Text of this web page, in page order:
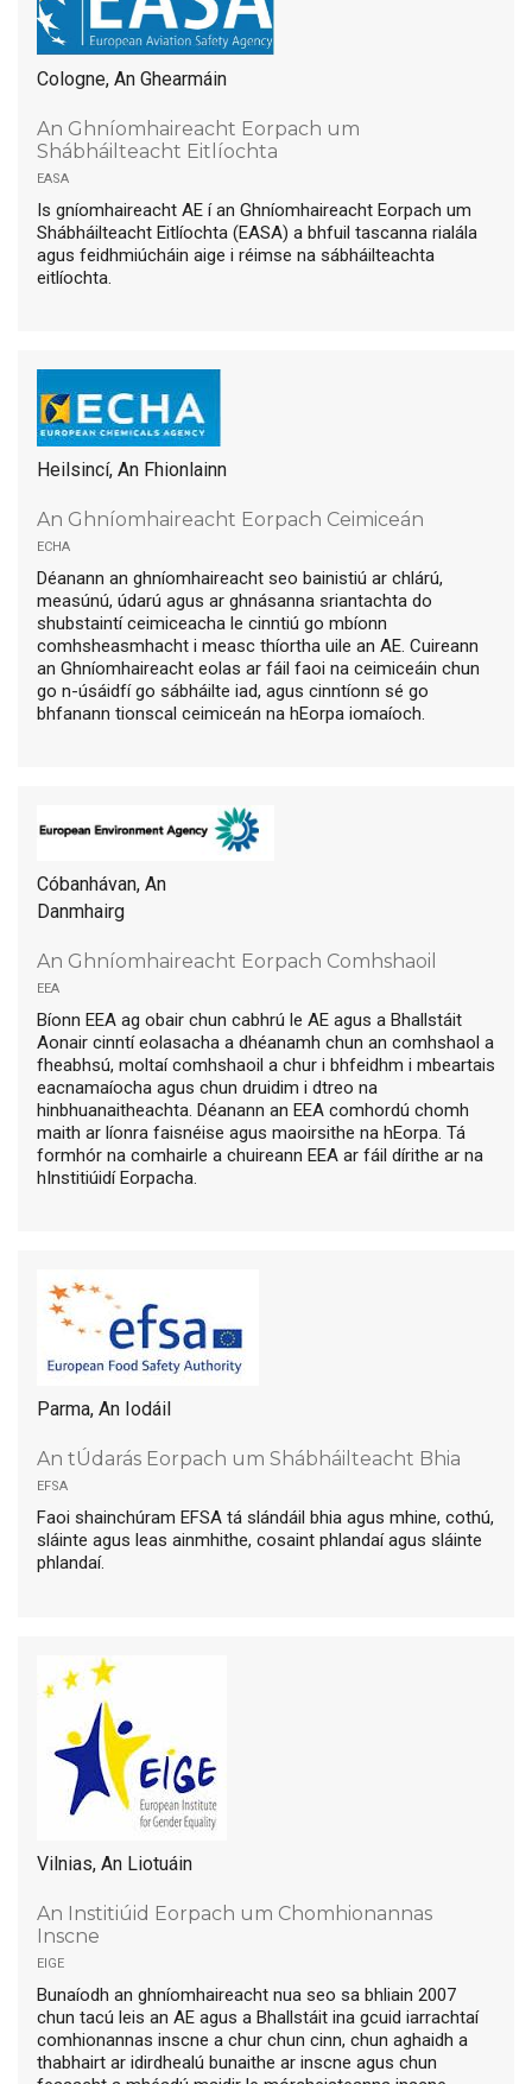
Cologne, An Ghearmáin
An Ghníomhaireacht Eorpach um
Shábháilteacht Eitlíochta
easa
Is gníomhaireacht AE í an Ghníomhaireacht Eorpach um
Shábháilteacht Eitlíochta (EASA) a bhfuil tascanna rialála
agus feidhmiúcháin aige i réimse na sábháilteachta
eitlíochta.
Heilsincí, An Fhionlainn
An Ghníomhaireacht Eorpach Ceimiceán
echa
Déanann an ghníomhaireacht seo bainistiú ar chlárú,
measúnú, údarú agus ar ghnásanna sriantachta do
shubstaintí ceimiceacha le cinntiú go mbíonn
comhsheasmhacht i measc thíortha uile an AE. Cuireann
an Ghníomhaireacht eolas ar fáil faoi na ceimiceáin chun
go n-úsáidfí go sábháilte iad, agus cinntíonn sé go
bhfanann tionscal ceimiceán na hEorpa iomaíoch.
Cóbanhávan, An
Danmhairg
An Ghníomhaireacht Eorpach Comhshaoil
eea
Bíonn EEA ag obair chun cabhrú le AE agus a Bhallstáit
Aonair cinntí eolasacha a dhéanamh chun an comhshaol a
fheabhsú, moltaí comhshaoil a chur i bhfeidhm i mbeartais
eacnamaíocha agus chun druidim i dtreo na
hinbhuanaitheachta. Déanann an EEA comhordú chomh
maith ar líonra faisnéise agus maoirsithe na hEorpa. Tá
formhór na comhairle a chuireann EEA ar fáil dírithe ar na
hInstitiúidí Eorpacha.
Parma, An Iodáil
An tÚdarás Eorpach um Shábháilteacht Bhia
efsa
Faoi shainchúram EFSA tá slándáil bhia agus mhine, cothú,
sláinte agus leas ainmhithe, cosaint phlandaí agus sláinte
phlandaí.
Vilnias, An Liotuáin
An Institiúid Eorpach um Chomhionannas
Inscne
eige
Bunaíodh an ghníomhaireacht nua seo sa bhliain 2007
chun tacú leis an AE agus a Bhallstáit ina gcuid iarrachtaí
comhionannas inscne a chur chun cinn, chun aghaidh a
thabhairt ar idirdhealú bunaithe ar inscne agus chun